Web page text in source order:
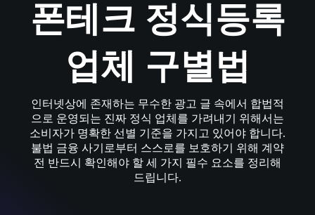
폰테크 정식등록
업체 구별법
인터넷상에 존재하는 무수한 광고 글 속에서 합법적
으로 운영되는 진짜 정식 업체를 가려내기 위해서는
소비자가 명확한 선별 기준을 가지고 있어야 합니다.
불법 금융 사기로부터 스스로를 보호하기 위해 계약
전 반드시 확인해야 할 세 가지 필수 요소를 정리해
드립니다.